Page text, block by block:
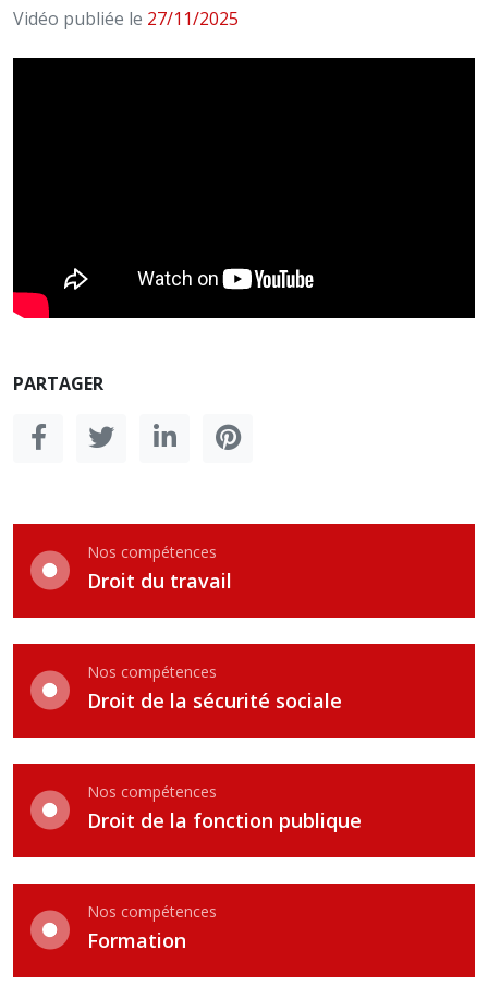
Vidéo publiée le 27/11/2025
PARTAGER
Nos compétences
Droit du travail
Nos compétences
Droit de la sécurité sociale
Nos compétences
Droit de la fonction publique
Nos compétences
Formation